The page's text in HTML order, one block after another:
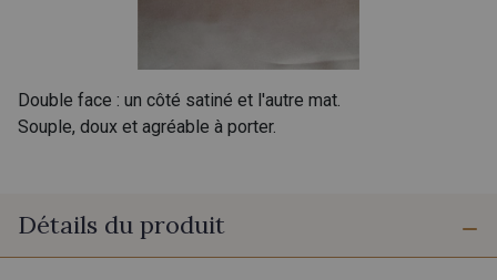
Double face : un côté satiné et l'autre mat.
Souple, doux et agréable à porter.
Détails du produit